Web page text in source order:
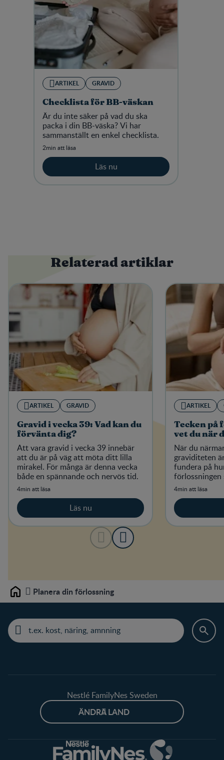
ARTIKEL GRAVID
Checklista för BB-väskan
Är du inte säker på vad du ska
packa i din BB-väska? Vi har
sammanställt en enkel checklista.
2min att läsa
Läs nu
Relaterad artiklar
ARTIKEL GRAVID
Gravid i vecka 39: Vad kan du
förvänta dig?
Att vara gravid i vecka 39 innebär
att du är på väg att möta ditt lilla
mirakel. För många är denna vecka
både en spännande och nervös tid.
4min att läsa
Läs nu
ARTIKEL
Tecken på
vet du när
När du
graviditeten
fundera på
förlossningen
4min att läsa
Home Planera din förlossning
Nestlé FamilyNes Sweden
ÄNDRA LAND